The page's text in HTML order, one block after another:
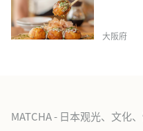
大阪府
MATCHA - 日本观光、文化